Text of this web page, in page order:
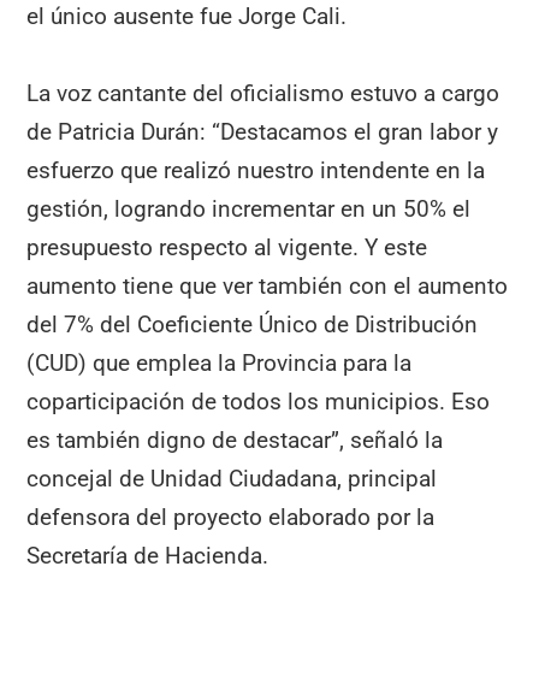
el único ausente fue Jorge Cali.
La voz cantante del oficialismo estuvo a cargo
de Patricia Durán: “Destacamos el gran labor y
esfuerzo que realizó nuestro intendente en la
gestión, logrando incrementar en un 50% el
presupuesto respecto al vigente. Y este
aumento tiene que ver también con el aumento
del 7% del Coeficiente Único de Distribución
(CUD) que emplea la Provincia para la
coparticipación de todos los municipios. Eso
es también digno de destacar”, señaló la
concejal de Unidad Ciudadana, principal
defensora del proyecto elaborado por la
Secretaría de Hacienda.